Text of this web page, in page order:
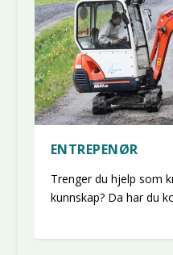
ENTREPENØR
Trenger du hjelp som
kunnskap? Da har du